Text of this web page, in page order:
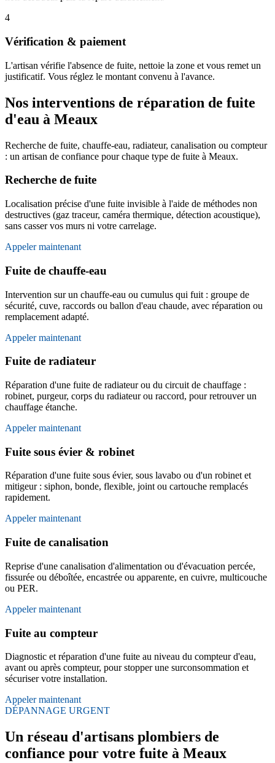
4
Vérification & paiement
L'artisan vérifie l'absence de fuite, nettoie la zone et vous remet un
justificatif. Vous réglez le montant convenu à l'avance.
Nos interventions de réparation de fuite
d'eau à Meaux
Recherche de fuite, chauffe-eau, radiateur, canalisation ou compteur
: un artisan de confiance pour chaque type de fuite à Meaux.
Recherche de fuite
Localisation précise d'une fuite invisible à l'aide de méthodes non
destructives (gaz traceur, caméra thermique, détection acoustique),
sans casser vos murs ni votre carrelage.
Appeler maintenant
Fuite de chauffe-eau
Intervention sur un chauffe-eau ou cumulus qui fuit : groupe de
sécurité, cuve, raccords ou ballon d'eau chaude, avec réparation ou
remplacement adapté.
Appeler maintenant
Fuite de radiateur
Réparation d'une fuite de radiateur ou du circuit de chauffage :
robinet, purgeur, corps du radiateur ou raccord, pour retrouver un
chauffage étanche.
Appeler maintenant
Fuite sous évier & robinet
Réparation d'une fuite sous évier, sous lavabo ou d'un robinet et
mitigeur : siphon, bonde, flexible, joint ou cartouche remplacés
rapidement.
Appeler maintenant
Fuite de canalisation
Reprise d'une canalisation d'alimentation ou d'évacuation percée,
fissurée ou déboîtée, encastrée ou apparente, en cuivre, multicouche
ou PER.
Appeler maintenant
Fuite au compteur
Diagnostic et réparation d'une fuite au niveau du compteur d'eau,
avant ou après compteur, pour stopper une surconsommation et
sécuriser votre installation.
Appeler maintenant
DÉPANNAGE URGENT
Un réseau d'artisans plombiers de
confiance pour votre fuite à Meaux